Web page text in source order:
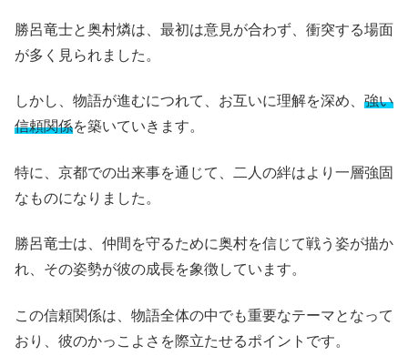
勝呂竜士と奥村燐は、最初は意見が合わず、衝突する場面
が多く見られました。
しかし、物語が進むにつれて、お互いに理解を深め、 強い
信頼関係を築いていきます。
特に、京都での出来事を通じて、二人の絆はより一層強固
なものになりました。
勝呂竜士は、仲間を守るために奥村を信じて戦う姿が描か
れ、その姿勢が彼の成長を象徴しています。
この信頼関係は、物語全体の中でも重要なテーマとなって
おり、彼のかっこよさを際立たせるポイントです。